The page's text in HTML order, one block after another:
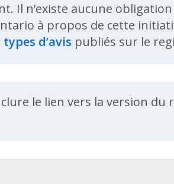
Il n’existe aucune
à propos de cette
types d’avis publiés sur le
le lien vers la version du